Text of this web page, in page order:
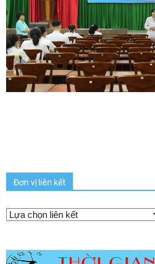
Đơn vị liên kết